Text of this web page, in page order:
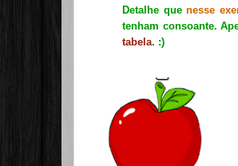
Detalhe quenesse
tenham consoante.
tabela. :)